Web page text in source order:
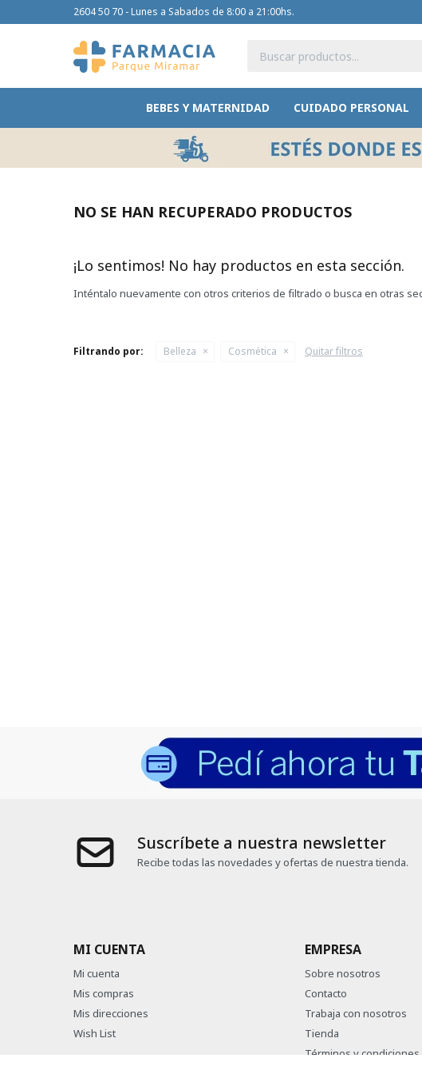
BEBES Y MATERNIDAD CUIDADO PERSONAL
2604 50 70 - Lunes a Sabados de 8:00 a 21:00hs.
NO SE HAN RECUPERADO PRODUCTOS
¡Lo sentimos! No hay productos en esta sección.
Inténtalo nuevamente con otros criterios de filtrado o busca en otras
Filtrando por: Belleza Cosmética Quitar filtros
Suscríbete a nuestra newsletter
Recibe todas las novedades y ofertas de nuestra tienda.
MI CUENTA
Mi cuenta
Mis compras
Mis direcciones
Wish List
EMPRESA
Sobre nosotros
Contacto
Trabaja con nosotros
Tienda
Términos y condiciones